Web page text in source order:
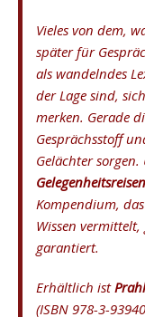
Vieles von dem,
später für
als wandelndes
der Lage sind,
merken. Gerade
Gesprächsstoff
Gelächter
Kompendium,
Wissen
garantiert.
Erhältlich ist
(ISBN 978-3-